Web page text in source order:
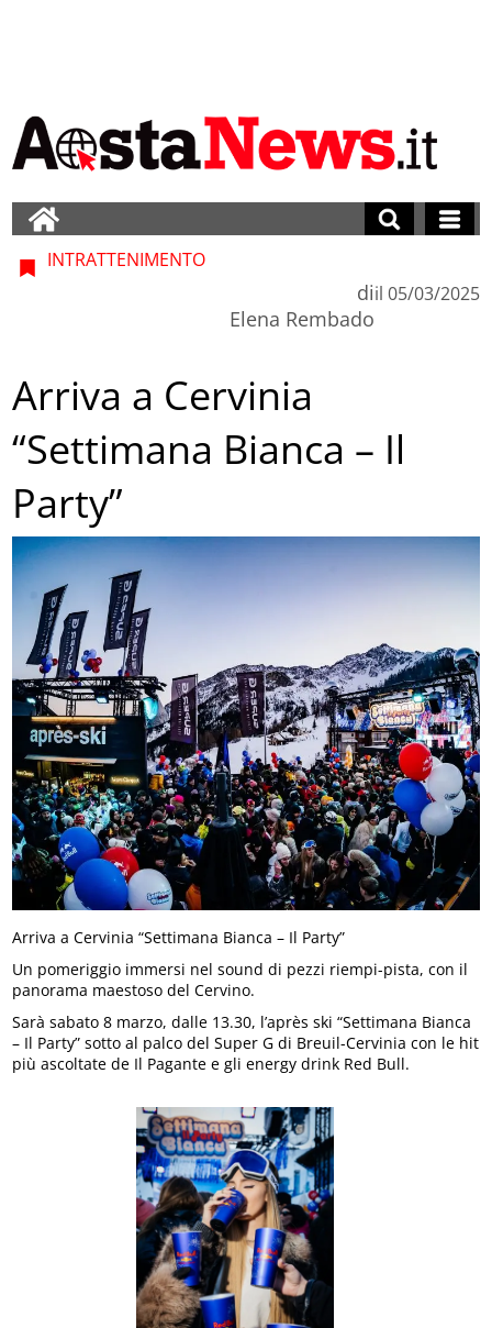
INTRATTENIMENTO
di
Elena Rembado
il 05/03/2025
Arriva a Cervinia
“Settimana Bianca – Il
Party”
Arriva a Cervinia “Settimana Bianca – Il Party”
Un pomeriggio immersi nel sound di pezzi riempi-pista, con il
panorama maestoso del Cervino.
Sarà sabato 8 marzo, dalle 13.30, l’après ski “Settimana Bianca
– Il Party” sotto al palco del Super G di Breuil-Cervinia con le hit
più ascoltate de Il Pagante e gli energy drink Red Bull.